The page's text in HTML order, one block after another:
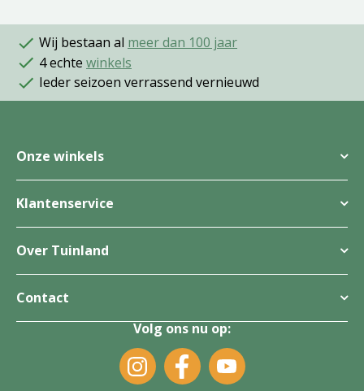
Wij bestaan al meer dan 100 jaar
4 echte winkels
Ieder seizoen verrassend vernieuwd
Onze winkels
Klantenservice
Over Tuinland
Contact
Volg ons nu op: